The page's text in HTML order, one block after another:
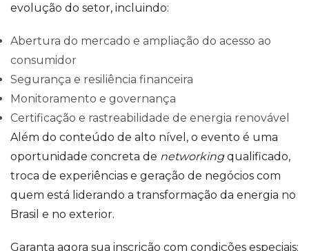
evolução do setor, incluindo:
Abertura do mercado e ampliação do acesso ao
consumidor
Segurança e resiliência financeira
Monitoramento e governança
Certificação e rastreabilidade de energia renovável
Além do conteúdo de alto nível, o evento é uma
oportunidade concreta de networkingqualificado,
troca de experiências e geração de negócios com
quem está liderando a transformação da energia no
Brasil e no exterior.
Garanta agora sua inscrição com condições especiais: